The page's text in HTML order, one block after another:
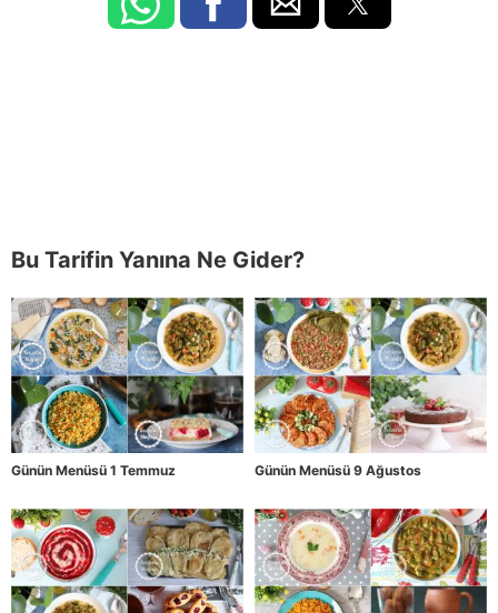
Bu Tarifin Yanına Ne Gider?
Günün Menüsü 1 Temmuz Günün Menüsü 9 Ağustos